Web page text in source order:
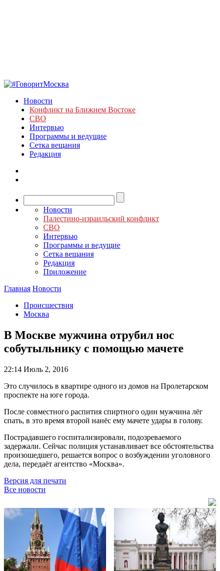
Новости
Конфликт на Ближнем Востоке
СВО
Интервью
Программы и ведущие
Сетка вещания
Редакция
Новости
Палестино-израильский конфликт
СВО
Интервью
Программы и ведущие
Сетка вещания
Редакция
Приложение
Главная Новости
Происшествия
Москва
В Москве мужчина отрубил нос
собутыльнику с помощью мачете
22:14 Июль 2, 2016
Это случилось в квартире одного из домов на Пролетарском
проспекте на юге города.
После совместного распития спиртного один мужчина лёг
спать, в это время второй нанёс ему мачете удары в голову.
Пострадавшего госпитализировали, подозреваемого
задержали. Сейчас полиция устанавливает все обстоятельства
произошедшего, решается вопрос о возбуждении уголовного
дела, передаёт агентство «Москва».
Версия для печати
Все новости